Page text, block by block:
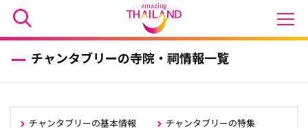
チャンタブリーの寺院・祠情報一覧
チャンタブリーの基本情報 チャンタブリーの特集